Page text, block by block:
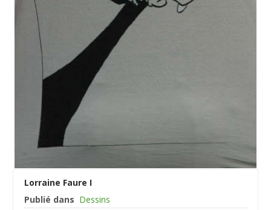
Lorraine Faure I
Publié dans Dessins